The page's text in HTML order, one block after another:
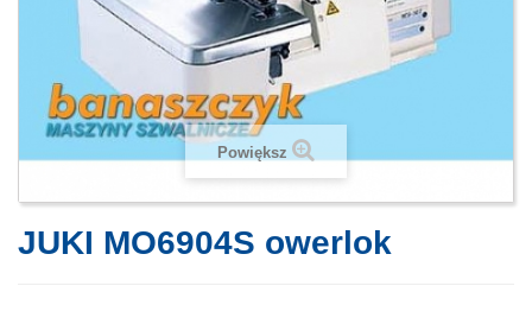
Powiększ
JUKI MO6904S owerlok